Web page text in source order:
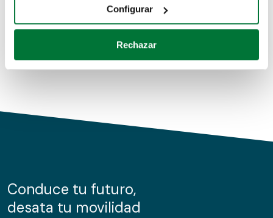
Identificar su dispositivo analizándolo activamente
para buscar características específicas (huellas
Obtenga más información sobre cómo se procesan sus
de cookies.
información sobre el uso que haga del sitio web con
nuestros partners de redes sociales, publicidad y análisis
Configurar
Rechazar
Conduce tu futuro,
desata tu movilidad